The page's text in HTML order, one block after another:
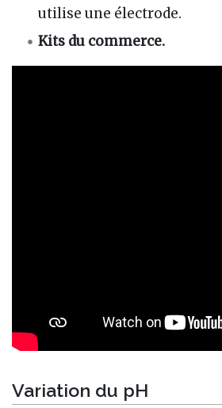
utilise une électrode.
Kits du commerce.
Variation du pH